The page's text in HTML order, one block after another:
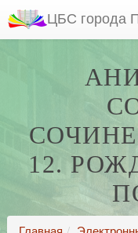
ЦБС города
12.